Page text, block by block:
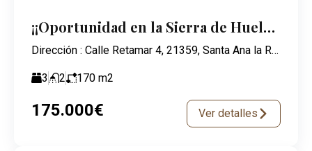
¡¡Oportunidad en la Sierra de Huelva!!
Dirección : Calle Retamar 4, 21359, Santa Ana la Real
3 2 170 m2
175.000€ Ver detalles